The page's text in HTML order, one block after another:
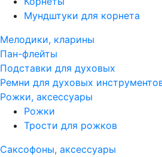
Мундштуки для корнета
Мелодики, кларины
Пан-флейты
Подставки для духовых
Ремни для духовых
Рожки, аксессуары
Рожки
Трости для рожков
Саксофоны, аксессуары